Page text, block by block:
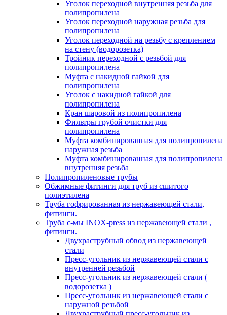
Уголок переходной внутренняя резьба для
полипропилена
Уголок переходной наружная резьба для
полипропилена
Уголок переходной на резьбу с креплением
на стену (водорозетка)
Тройник переходной с резьбой для
полипропилена
Муфта с накидной гайкой для
полипропилена
Уголок с накидной гайкой для
полипропилена
Кран шаровой из полипропилена
Фильтры грубой очистки для
полипропилена
Муфта комбинированная для полипропилена
наружная резьба
Муфта комбинированная для полипропилена
внутренняя резьба
Полипропиленовые трубы
Обжимные фитинги для труб из сшитого
полиэтилена
Труба гофрированная из нержавеющей стали,
фитинги.
Труба с-мы INOX-press из нержавеющей стали ,
фитинги.
Двухраструбный обвод из нержавеющей
стали
Пресс-угольник из нержавеющей стали с
внутренней резьбой
Пресс-угольник из нержавеющей стали (
водорозетка )
Пресс-угольник из нержавеющей стали с
наружной резьбой